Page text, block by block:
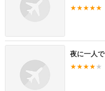
★★★★★
夜に一人で
★★★★ ★